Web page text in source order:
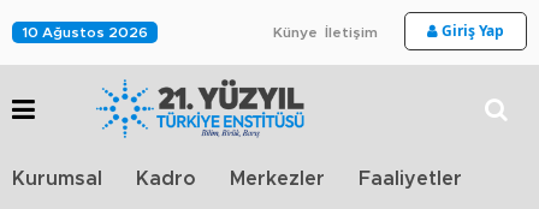
10 Ağustos 2026 Künye İletişim Giriş Yap
Kurumsal Kadro Merkezler Faaliyetler